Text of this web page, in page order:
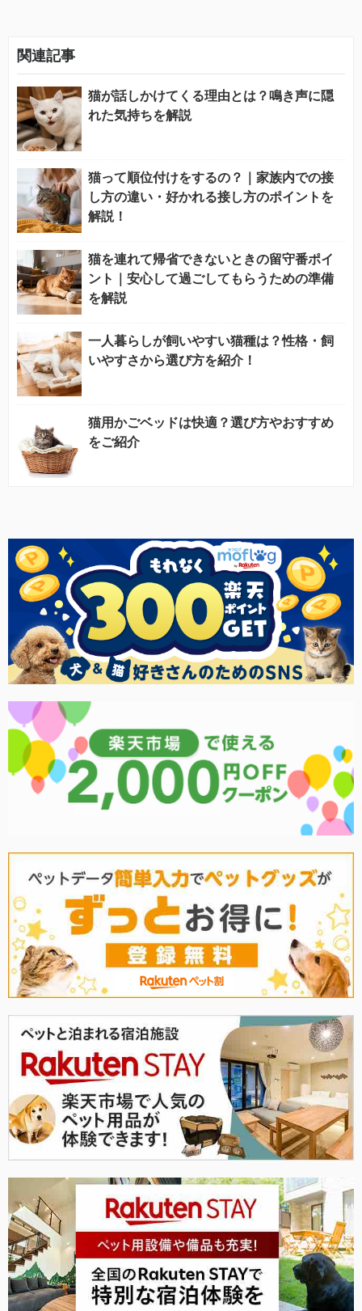
関連記事
猫が話しかけてくる理由とは？鳴き声に隠
れた気持ちを解説
猫って順位付けをするの？｜家族内での接
し方の違い・好かれる接し方のポイントを
解説！
猫を連れて帰省できないときの留守番ポイ
ント｜安心して過ごしてもらうための準備
を解説
一人暮らしが飼いやすい猫種は？性格・飼
いやすさから選び方を紹介！
猫用かごベッドは快適？選び方やおすすめ
をご紹介